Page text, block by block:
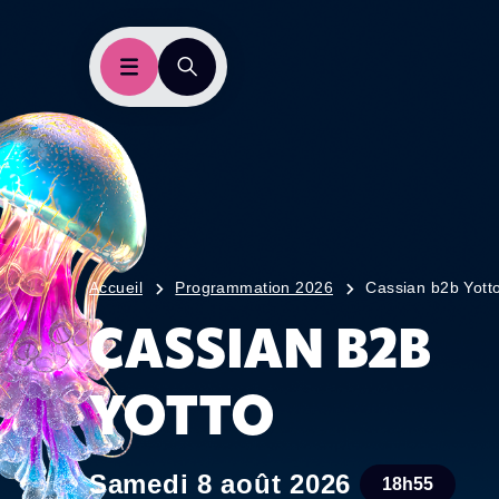
Accueil Programmation 2026 Cassian b2b
CASSIAN B2B
YOTTO
Samedi 8 août 2026 18h55